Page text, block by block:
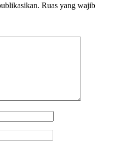
Ruas yang wajib